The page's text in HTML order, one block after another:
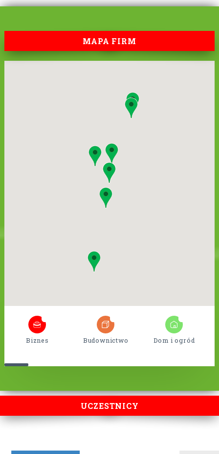
MAPA FIRM
Biznes Budownictwo Dom i ogród
UCZESTNICY